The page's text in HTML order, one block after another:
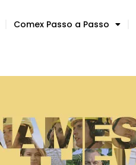
Comex Passo a Passo